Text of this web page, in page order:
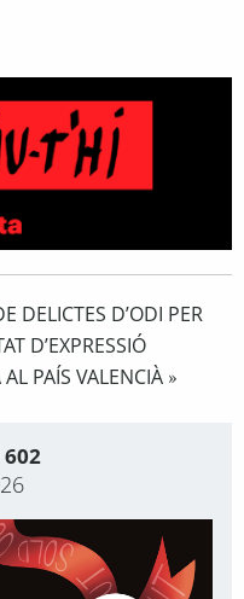
DELICTES D’ODI PER
D’EXPRESSIÓ
AL PAÍS VALENCIÀ »
602